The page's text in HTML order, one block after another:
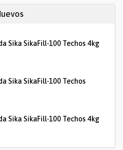
Sika SikaFill-100 Techos 4kg
Sika SikaFill-100 Techos
Sika SikaFill-100 Techos 4kg